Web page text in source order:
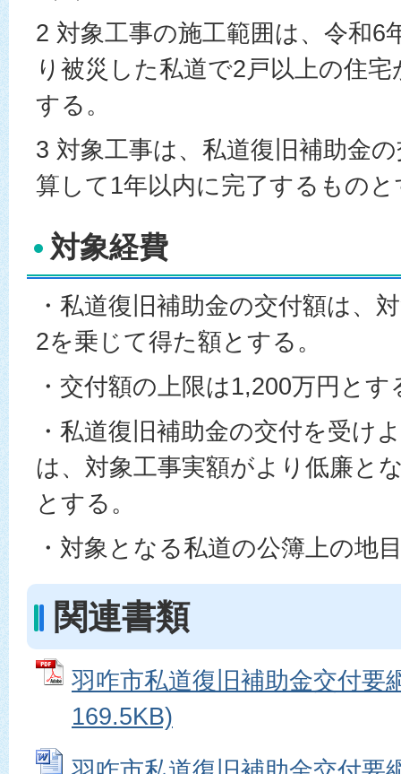
2 対象工事の施工範囲は、令和6
り被災した私道で2戸以上の住
する。
3 対象工事は、私道復旧補助金
算して1年以内に完了するもの
対象経費
・私道復旧補助金の交付額は、
2を乗じて得た額とする。
・交付額の上限は1,200万円とす
・私道復旧補助金の交付を受け
は、対象工事実額がより低廉と
とする。
・対象となる私道の公簿上の地
関連書類
羽咋市私道復旧補助金交付要
169.5KB)